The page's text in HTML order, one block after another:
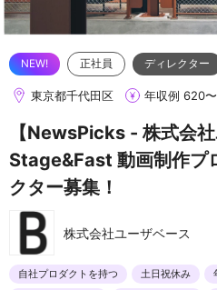
正社員 ディレクター
東京都千代田区 年収例 620
【NewsPicks - 株式会社
Stage&Fast 動画制作プ
クター募集！
株式会社ユーザベース
自社プロダクトを持つ 土日祝休み